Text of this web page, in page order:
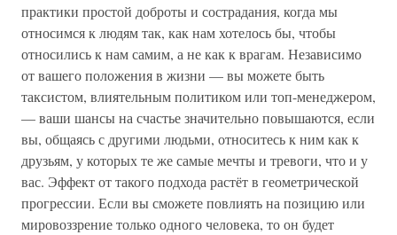
практики простой доброты и сострадания, когда мы
относимся к людям так, как нам хотелось бы, чтобы
относились к нам самим, а не как к врагам. Независимо
от вашего положения в жизни — вы можете быть
таксистом, влиятельным политиком или топ-менеджером,
— ваши шансы на счастье значительно повышаются, если
вы, общаясь с другими людьми, относитесь к ним как к
друзьям, у которых те же самые мечты и тревоги, что и у
вас. Эффект от такого подхода растёт в геометрической
прогрессии. Если вы сможете повлиять на позицию или
мировоззрение только одного человека, то он будет